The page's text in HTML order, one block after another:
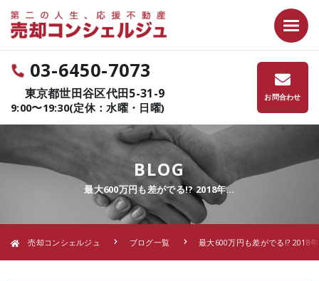
03-6450-7073
東京都世田谷区代田5-31-9
9:00〜19:30(定休：水曜・日曜)
お問合わせ
BLOG
最大600万円も差がでる!? 2018年…
売却コンシェルジュ ブログ一覧 最大600万円も差がでる!? 2018